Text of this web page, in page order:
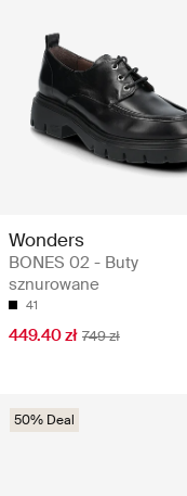
Wonders
BONES 02 - Buty
sznurowane
41
449.40 zł 749 zł
50% Deal